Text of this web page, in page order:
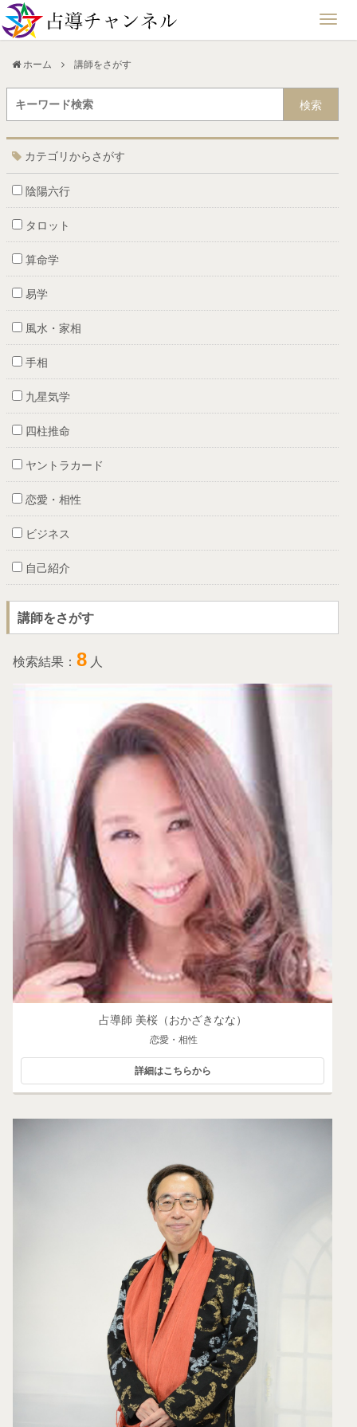
ホーム 講師をさがす
検索
カテゴリからさがす
陰陽六行
タロット
算命学
易学
風水・家相
手相
九星気学
四柱推命
ヤントラカード
恋愛・相性
ビジネス
自己紹介
講師をさがす
検索結果： 8 人
占導師 美桜（おかざきなな）
恋愛・相性
詳細はこちらから